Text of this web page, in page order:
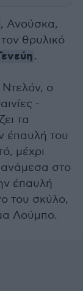
, Ανούσκα,
θρυλικό
.
ο
-
τα
έπαυλή του
μέχρι
στο
έπαυλή
του σκύλο,
Λούμπο.